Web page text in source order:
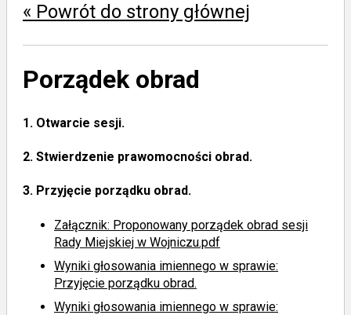
« Powrót do strony głównej
Porządek obrad
1. Otwarcie sesji.
2. Stwierdzenie prawomocności obrad.
3. Przyjęcie porządku obrad.
Załącznik: Proponowany porządek obrad sesji
Rady Miejskiej w Wojniczu.pdf
Wyniki głosowania imiennego w sprawie:
Przyjęcie porządku obrad.
Wyniki głosowania imiennego w sprawie: